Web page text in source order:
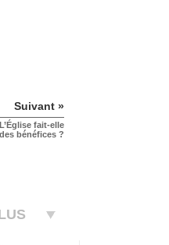
Suivant »
L’Église fait-elle
des bénéfices ?